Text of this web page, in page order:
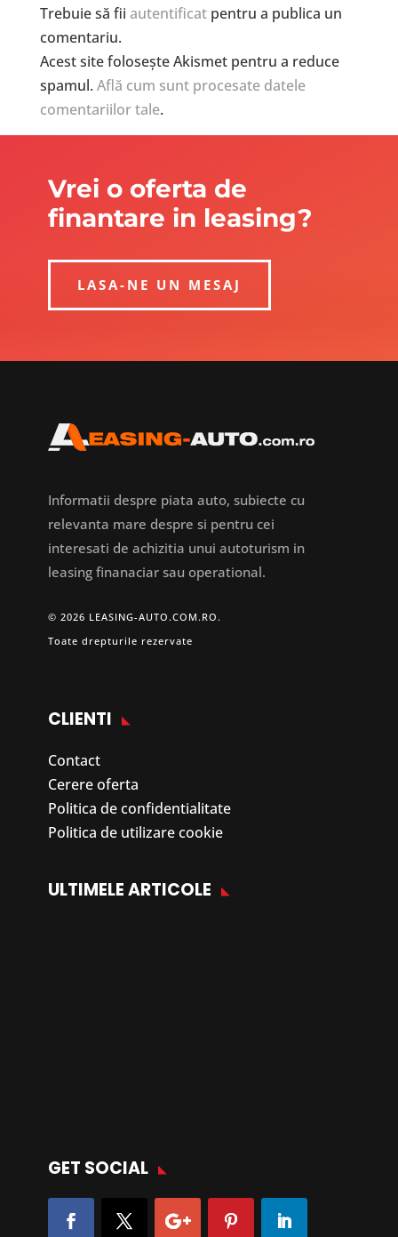
Trebuie să fii autentificatpentru a publica un
comentariu.
Acest site folosește Akismet pentru a reduce
spamul. Află cum sunt procesate datele
comentariilor tale.
Vrei o oferta de
finantare in leasing?
LASA-NE UN MESAJ
Informatii despre piata auto, subiecte cu
relevanta mare despre si pentru cei
interesati de achizitia unui autoturism in
leasing finanaciar sau operational.
© 2026 LEASING-AUTO.COM.RO.
Toate drepturile rezervate
CLIENTI
Contact
Cerere oferta
Politica de confidentialitate
Politica de utilizare cookie
ULTIMELE ARTICOLE
GET SOCIAL